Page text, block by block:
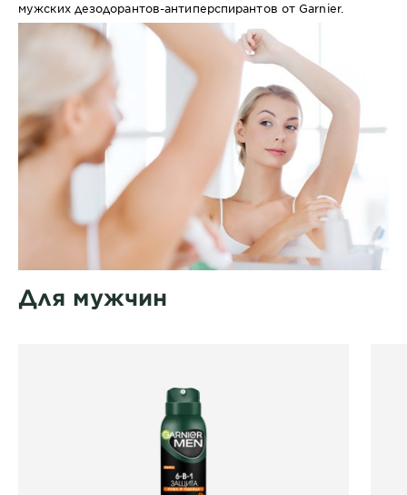
мужских дезодорантов-антиперспирантов от Garnier.
Для мужчин